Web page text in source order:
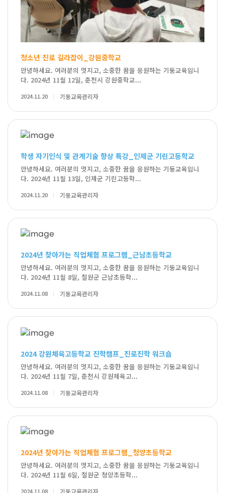
청소년 진로 길라잡이_강원중학교
안녕하세요. 여러분의 멋지고, 소중한 꿈을 응원하는 기둥교육입니
다. 2024년 11월 12일, 춘천시 강원중학교...
2024.11.20 기둥교육관리자
학생 자기인식 및 관계기술 향상 특강_인제군 기린고등학교
안녕하세요. 여러분의 멋지고, 소중한 꿈을 응원하는 기둥교육입니
다. 2024년 11월 13일, 인제군 기린고등학...
2024.11.20 기둥교육관리자
2024년 찾아가는 직업체험 프로그램_근남초등학교
안녕하세요. 여러분의 멋지고, 소중한 꿈을 응원하는 기둥교육입니
다. 2024년 11월 8일, 철원군 근남초등학...
2024.11.08 기둥교육관리자
2024 강원체육고등학교 진학캠프_진로진학 워크숍
안녕하세요. 여러분의 멋지고, 소중한 꿈을 응원하는 기둥교육입니
다. 2024년 11월 7일, 춘천시 강원체육고...
2024.11.08 기둥교육관리자
2024년 찾아가는 직업체험 프로그램_청양초등학교
안녕하세요. 여러분의 멋지고, 소중한 꿈을 응원하는 기둥교육입니
다. 2024년 11월 6일, 철원군 청양초등학...
2024.11.08 기둥교육관리자